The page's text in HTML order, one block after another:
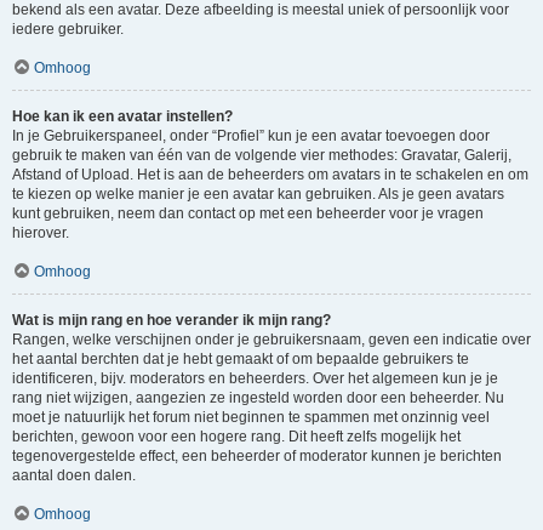
bekend als een avatar. Deze afbeelding is meestal uniek of persoonlijk voor
iedere gebruiker.
Omhoog
Hoe kan ik een avatar instellen?
In je Gebruikerspaneel, onder “Profiel” kun je een avatar toevoegen door
gebruik te maken van één van de volgende vier methodes: Gravatar, Galerij,
Afstand of Upload. Het is aan de beheerders om avatars in te schakelen en om
te kiezen op welke manier je een avatar kan gebruiken. Als je geen avatars
kunt gebruiken, neem dan contact op met een beheerder voor je vragen
hierover.
Omhoog
Wat is mijn rang en hoe verander ik mijn rang?
Rangen, welke verschijnen onder je gebruikersnaam, geven een indicatie over
het aantal berchten dat je hebt gemaakt of om bepaalde gebruikers te
identificeren, bijv. moderators en beheerders. Over het algemeen kun je je
rang niet wijzigen, aangezien ze ingesteld worden door een beheerder. Nu
moet je natuurlijk het forum niet beginnen te spammen met onzinnig veel
berichten, gewoon voor een hogere rang. Dit heeft zelfs mogelijk het
tegenovergestelde effect, een beheerder of moderator kunnen je berichten
aantal doen dalen.
Omhoog